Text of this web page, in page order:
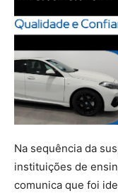
Na sequência da
instituições de
comunica que foi